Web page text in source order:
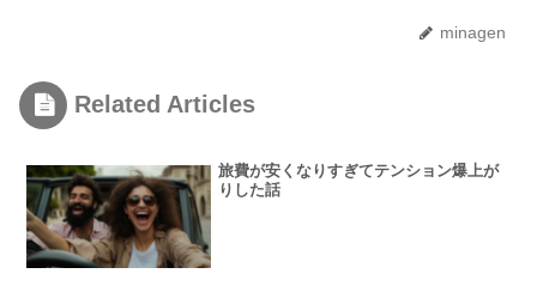
minagen
Related Articles
旅費が安くなりすぎてテンション爆上が
りした話